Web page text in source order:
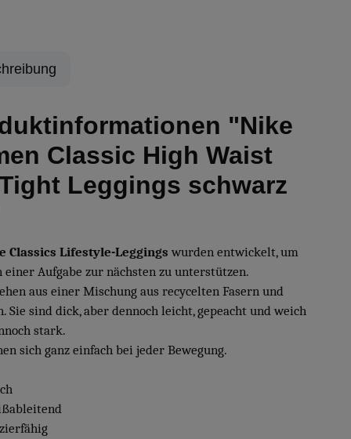
"Nike
Classic High Waist
Leggings schwarz
Classics Lifestyle-Leggings wurden entwickelt, um
einer Aufgabe zur nächsten zu unterstützen.
aus einer Mischung aus recycelten Fasern und
Sie sind dick, aber dennoch leicht, gepeacht und weich
stark.
sich ganz einfach bei jeder Bewegung.